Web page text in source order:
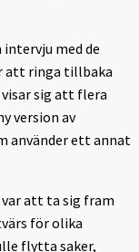
med de
att ringa tillbaka
sig att flera
version av
använder ett annat
att ta sig fram
för olika
flytta saker,